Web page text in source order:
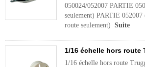
050024/052007 PARTIE
seulement) PARTIE
route seulement) Suite
1/16 échelle hors route
1/16 échelle hors route